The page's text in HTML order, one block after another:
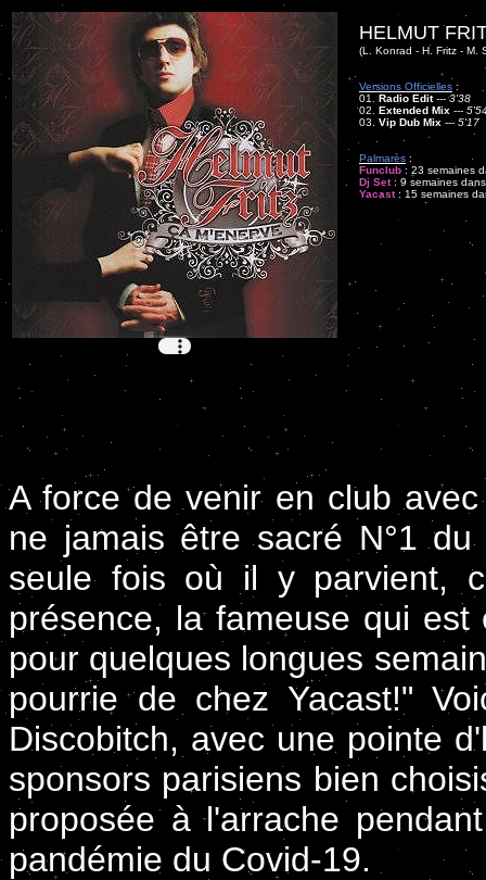
HELMUT
(L. Konrad - H. Fritz - M.
Versions Officielles :
01. Radio Edit---3'38
02. Extended Mix ---
03.Vip Dub Mix --- 5'17
Palmarès :
Funclub : 23 semaines
Dj Set: 9 semaines
Yacast: 15 semaines
A force de venir en club
ne jamais être sacré N°1
seule fois où il y parvient,
présence, la fameuse qui
pour quelques longues
pourrie de chez Yacast!"
Discobitch, avec une pointe
sponsors parisiens bien
proposée à l'arrache
pandémie du Covid-19.